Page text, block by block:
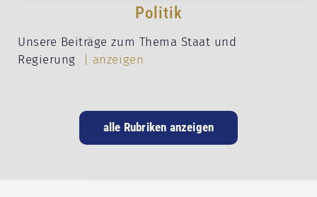
Politik
Unsere Beiträge zum Thema Staat und
Regierung
| anzeigen
alle Rubriken anzeigen